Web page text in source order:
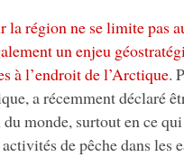
la région ne se limite pas
un enjeu
à l’endroit de l’Arctique.
a récemment déclaré
monde, surtout en ce
de pêche dans les